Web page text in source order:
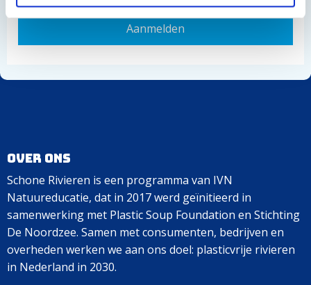
Over ons
Schone Rivieren is een programma van IVN
Natuureducatie, dat in 2017 werd geïnitieerd in
samenwerking met Plastic Soup Foundation en Stichting
De Noordzee. Samen met consumenten, bedrijven en
overheden werken we aan ons doel: plasticvrije rivieren
in Nederland in 2030.